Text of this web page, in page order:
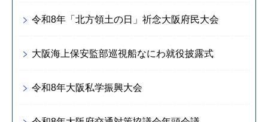
令和8年「北方領土の日」祈念大阪府民大会
大阪海上保安監部巡視船なにわ就役披露式
令和8年大阪私学振興大会